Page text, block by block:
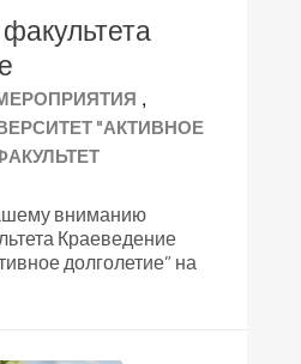
,
"АКТИВНОЕ
вниманию
Краеведение
долголетие” на